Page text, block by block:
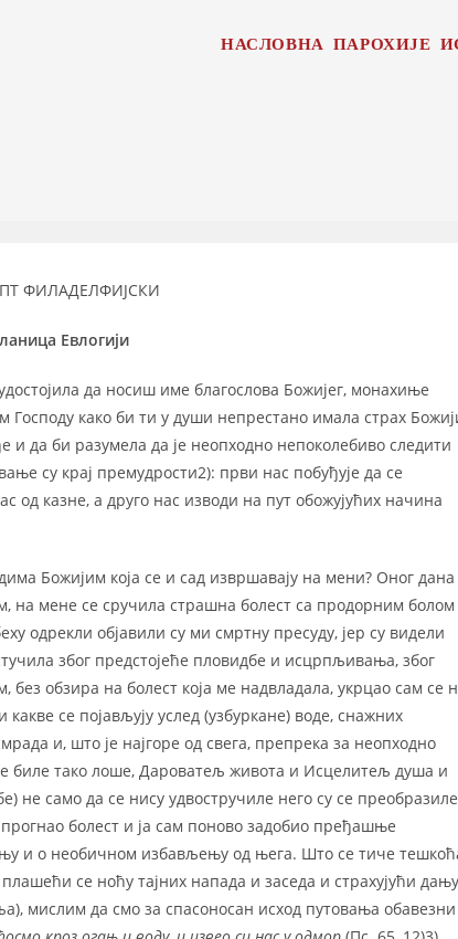
НАСЛОВНА ПАРОХИЈЕ
ФИЛАДЕЛФИЈСКИ
Евлогији
да носиш име благослова Божијег, монахиње
како би ти у души непрестано имала страх
и да би разумела да је неопходно непоколебиво следити
су крај премудрости2): први нас побуђује да се
од казне, а друго нас изводи на пут обожујућих начина
Божијим која се и сад извршавају на мени? Оног дана
на мене се сручила страшна болест са продорним
одрекли објавили су ми смртну пресуду, јер су видели
због предстојеће пловидбе и исцрпљивања, због
обзира на болест која ме надвладала, укрцао сам се
се појављују услед (узбуркане) воде, снажних
и, што је најгоре од свега, препрека за неопходно
биле тако лоше, Дароватељ живота и Исцелитељ душа и
не само да се нису удвостручиле него су се преобразиле
болест и ја сам поново задобио пређашње
и о необичном избављењу од њега. Што се тиче
се ноћу тајних напада и заседа и страхујући дању
мислим да смо за спасоносан исход путовања обавезни